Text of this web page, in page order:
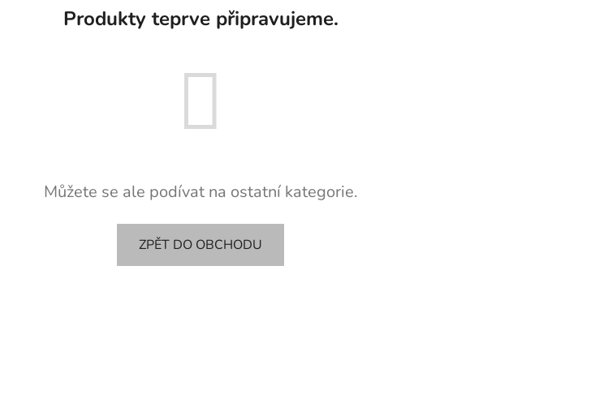
Produkty teprve připravujeme.
Můžete se ale podívat na ostatní kategorie.
ZPĚT DO OBCHODU